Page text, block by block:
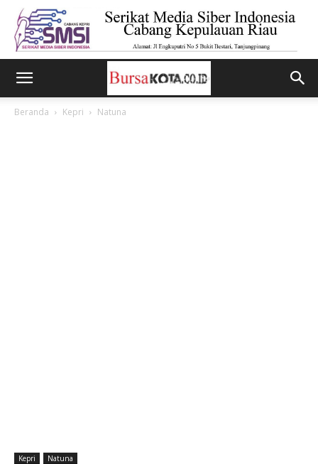
Beranda Kepri Natuna
Kepri Natuna